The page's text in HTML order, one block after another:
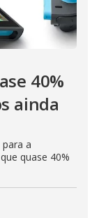
40%
ainda
a
quase 40%